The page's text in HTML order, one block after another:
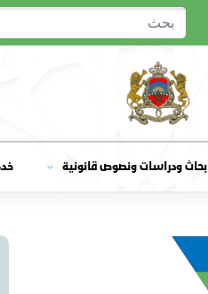
أبحاث ودراسات ونصوص قانونية